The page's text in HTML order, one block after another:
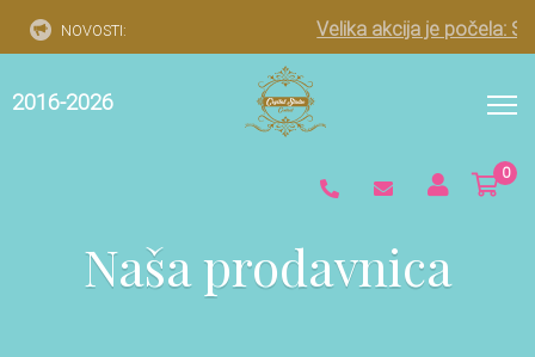
NOVOSTI: Velika akcija je počela:
0
2016-2026
Naša prodavnica